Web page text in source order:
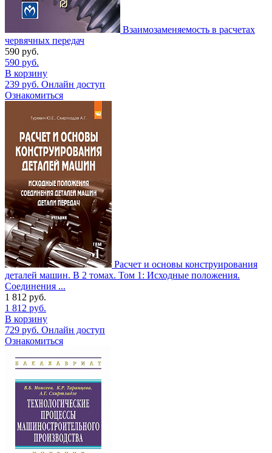
Взаимозаменяемость в расчетах
червячных передач
590 руб.
590 руб.
В корзину
239 руб. Онлайн доступ
Ознакомиться
Расчет и основы конструирования
деталей машин. В 2 томах. Том 1: Исходные положения.
Соединения ...
1 812 руб.
1 812 руб.
В корзину
729 руб. Онлайн доступ
Ознакомиться